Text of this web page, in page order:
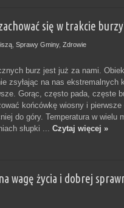
się w trakcie
, Sprawy Gminy, Zdrowie
burz jest już za nami.
zsyłając na nas ekstremalnych
Gorąc, często pada, częste
końcówkę wiosny i
do góry. Temperatura w wielu
słupki ... Czytaj więcej »
wagę życia i dobrej